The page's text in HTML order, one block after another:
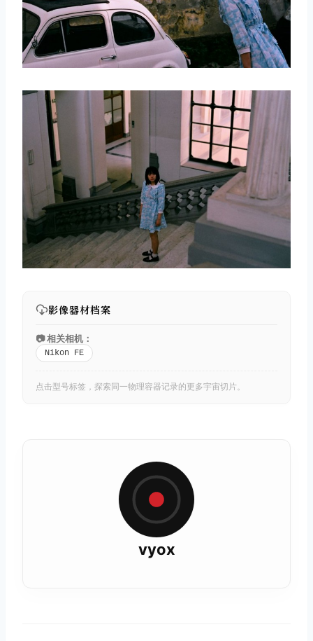
影像器材档案
📷 相关相机：
Nikon FE
点击型号标签，探索同一物理容器记录的更多宇宙切片。
vyox
取消 搜索